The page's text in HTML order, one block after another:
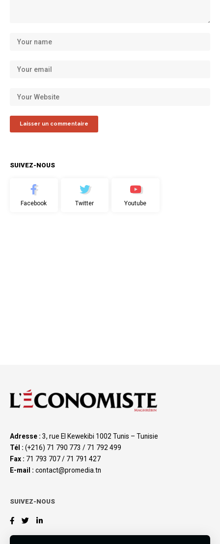
SUIVEZ-NOUS
Facebook Twitter Youtube
Adresse : 3, rue El Kewekibi 1002 Tunis – Tunisie
Tél : (+216) 71 790 773 / 71 792 499
Fax : 71 793 707 / 71 791 427
E-mail : contact@promedia.tn
SUIVEZ-NOUS